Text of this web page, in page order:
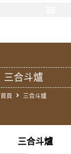
三合斗爐
首頁 三合斗爐
三合斗爐